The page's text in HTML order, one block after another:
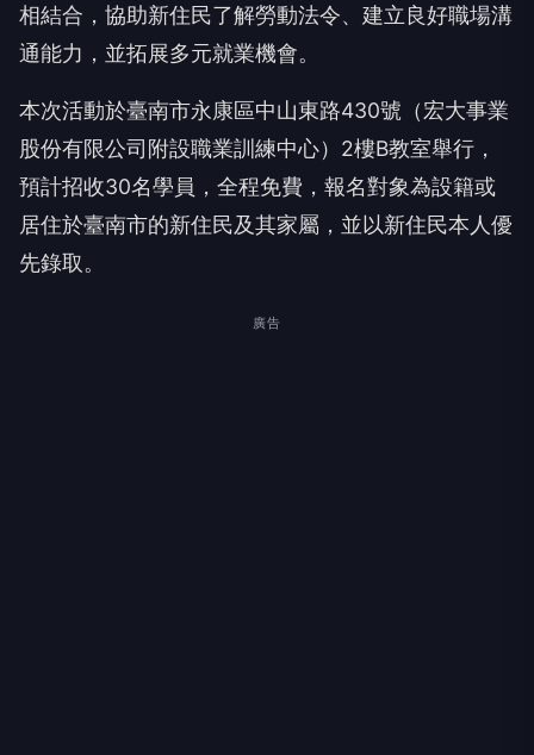
相結合，協助新住民了解勞動法令、建立良好職場溝
通能力，並拓展多元就業機會。
本次活動於臺南市永康區中山東路430號（宏大事業
股份有限公司附設職業訓練中心）2樓B教室舉行，
預計招收30名學員，全程免費，報名對象為設籍或
居住於臺南市的新住民及其家屬，並以新住民本人優
先錄取。
廣告